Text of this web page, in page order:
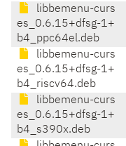
libbemenu-curs
es_0.6.15+dfsg-1+
b4_ppc64el.deb
libbemenu-curs
es_0.6.15+dfsg-1+
b4_riscv64.deb
libbemenu-curs
es_0.6.15+dfsg-1+
b4_s390x.deb